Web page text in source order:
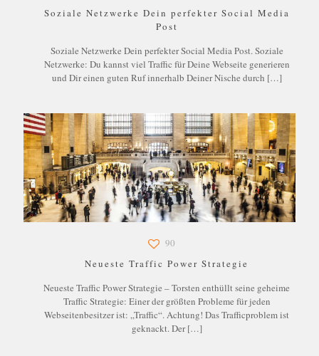
Soziale Netzwerke Dein perfekter Social Media
Post
Soziale Netzwerke Dein perfekter Social Media Post. Soziale
Netzwerke: Du kannst viel Traffic für Deine Webseite generieren
und Dir einen guten Ruf innerhalb Deiner Nische durch […]
90
Neueste Traffic Power Strategie
Neueste Traffic Power Strategie – Torsten enthüllt seine geheime
Traffic Strategie: Einer der größten Probleme für jeden
Webseitenbesitzer ist: „Traffic“. Achtung! Das Trafficproblem ist
geknackt. Der[…]